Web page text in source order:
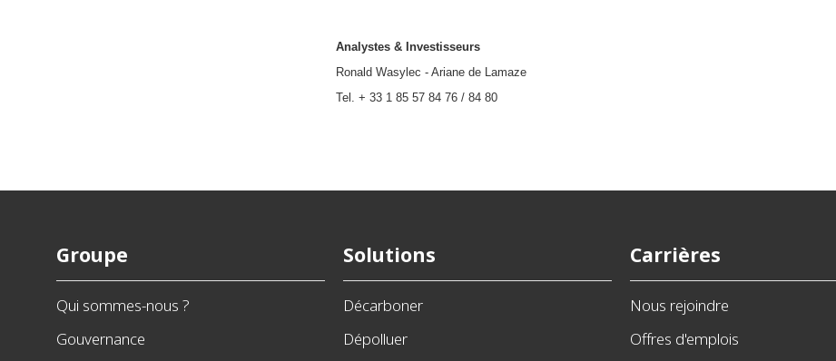
Analystes & Investisseurs
Ronald Wasylec - Ariane de Lamaze
Tel. + 33 1 85 57 84 76 / 84 80
Groupe
Qui sommes-nous ?
Gouvernance
Solutions
Décarboner
Dépolluer
Carrières
Nous rejoindre
Offres d'emplois